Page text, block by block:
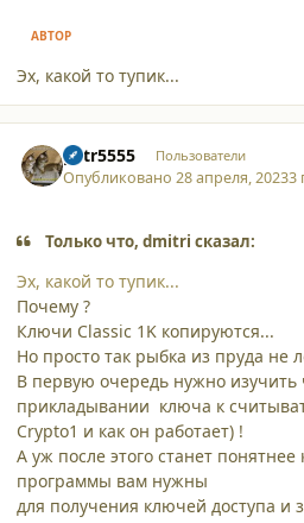
АВТОР
Эх, какой то тупик...
petr5555 Пользователи
Опубликовано28 апреля, 20233
Только что, dmitri сказал:
Эх, какой то тупик...
Почему ?
Ключи Classic 1K копируются...
Но просто так рыбка из пруда не
В первую очередь нужно изучить
прикладывании ключа к
Crypto1 и как он работает) !
А уж после этого станет
программы вам нужны
для получения ключей доступа и